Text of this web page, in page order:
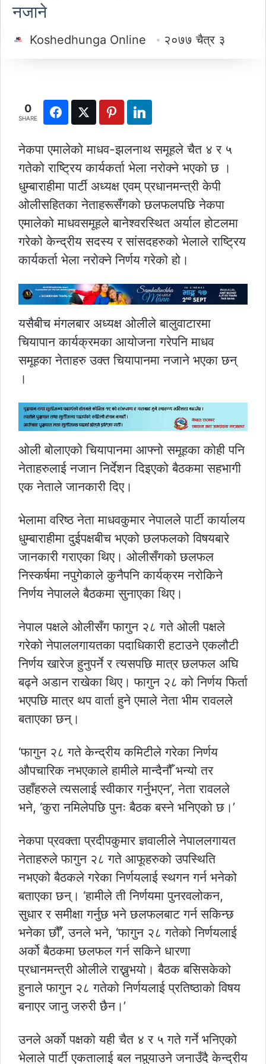
नजाने
Koshedhunga Online २०७७ चैत्र ३
0
SHARE
नेकपा एमालेको माधव-झलनाथ समूहले चैत ४ र ५
गतेको राष्ट्रिय कार्यकर्ता भेला नरोक्ने भएको छ ।
धुम्बाराहीमा पार्टी अध्यक्ष एवम् प्रधानमन्त्री केपी
ओलीसहितका नेताहरूसँगको छलफलपछि नेकपा
एमालेको माधवसमूहले बानेश्वरस्थित अर्याल होटलमा
गरेको केन्द्रीय सदस्य र सांसदहरुको भेलाले राष्ट्रिय
कार्यकर्ता भेला नरोक्ने निर्णय गरेको हो।
यसैबीच मंगलबार अध्यक्ष ओलीले बालुवाटारमा
चियापान कार्यक्रमका आयोजना गरेपनि माधव
समूहका नेताहरु उक्त चियापानमा नजाने भएका छन्
।
ओली बोलाएको चियापानमा आफ्नो समूहका कोही पनि
नेताहरुलाई नजान निर्देशन दिइएको बैठकमा सहभागी
एक नेताले जानकारी दिए।
भेलामा वरिष्ठ नेता माधवकुमार नेपालले पार्टी कार्यालय
धुम्बाराहीमा दुईपक्षबीच भएको छलफलको विषयबारे
जानकारी गराएका थिए। ओलीसँगको छलफल
निस्कर्षमा नपुगेकाले कुनैपनि कार्यक्रम नरोकिने
निर्णय नेपालले बैठकमा सुनाएका थिए।
नेपाल पक्षले ओलीसँग फागुन २८ गते ओली पक्षले
गरेको नेपाललगायतका पदाधिकारी हटाउने एकलौटी
निर्णय खारेज हुनुपर्ने र त्यसपछि मात्र छलफल अघि
बढ्ने अडान राखेका थिए। फागुन २८ को निर्णय फिर्ता
भएपछि मात्र थप वार्ता हुने एमाले नेता भीम रावलले
बताएका छन्।
‘फागुन २८ गते केन्द्रीय कमिटीले गरेका निर्णय
औपचारिक नभएकाले हामीले मान्दैनौँ भन्यो तर
उहाँहरुले त्यसलाई स्वीकार गर्नुभएन’, नेता रावलले
भने, ‘कुरा नमिलेपछि पुनः बैठक बस्ने भनिएको छ।’
नेकपा प्रवक्ता प्रदीपकुमार ज्ञवालीले नेपाललगायत
नेताहरुले फागुन २८ गते आफूहरुको उपस्थिति
नभएको बैठकले गरेका निर्णयलाई स्थगन गर्न भनेको
बताएका छन्। ‘हामीले ती निर्णयमा पुनरवलोकन,
सुधार र समीक्षा गर्नुछ भने छलफलबाट गर्न सकिन्छ
भनेका छौँ’, उनले भने, ‘फागुन २८ गतेको निर्णयलाई
अर्को बैठकमा छलफल गर्न सकिने धारणा
प्रधानमन्त्री ओलीले राख्नुभयो। बैठक बसिसकेको
हुनाले फागुन २८ गतेको निर्णयलाई प्रतिष्ठाको विषय
बनाएर जानु जरुरी छैन।’
उनले अर्को पक्षको यही चैत ४ र ५ गते गर्ने भनिएको
भेलाले पार्टी एकतालाई बल नपुर्‍याउने जनाउँदै केन्द्रीय